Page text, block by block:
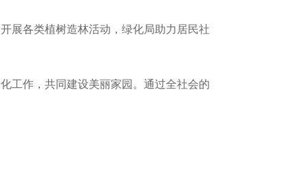
展各类植树造林活动，绿化局助力居民社
工作，共同建设美丽家园。通过全社会的